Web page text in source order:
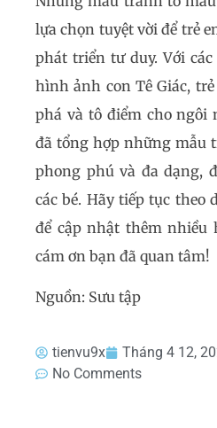
lựa chọn tuyệt vời để trẻ
phát triển tư duy. Với
hình ảnh con Tê Giác,
phá và tô điểm cho ngôi
đã tổng hợp những mẫu
phong phú và đa dạng,
các bé. Hãy tiếp tục theo
để cập nhật thêm nhiều
cám ơn bạn đã quan tâm!
Nguồn: Sưu tập
tienvu9x Tháng 4 12,
No Comments